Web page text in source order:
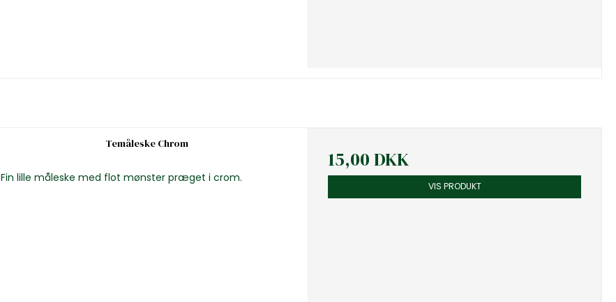
Temåleske Chrom
Fin lille måleske med flot mønster præget i crom.
15,00 DKK
VIS PRODUKT